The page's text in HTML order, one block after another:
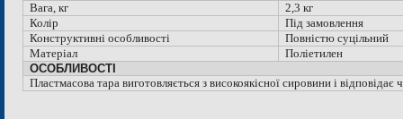
Вага, кг
2,3 кг
Колір
Під замовлення
Конструктивні особливості
Повністю суцільний
Матеріал
Поліетилен
ОСОБЛИВОСТІ
Пластмасова тара виготовляється з високоякісної сировини і